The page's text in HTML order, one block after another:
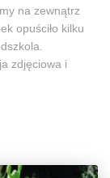
na zewnątrz
opuściło kilku
zdjęciowa i